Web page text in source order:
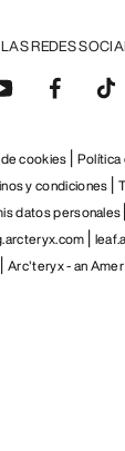
REDES
cookies Política
y condiciones
datos personales
Arc'teryx - an